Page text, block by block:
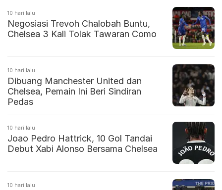
10 hari lalu
Negosiasi Trevoh Chalobah Buntu,
Chelsea 3 Kali Tolak Tawaran Como
10 hari lalu
Dibuang Manchester United dan
Chelsea, Pemain Ini Beri Sindiran
Pedas
10 hari lalu
Joao Pedro Hattrick, 10 Gol Tandai
Debut Xabi Alonso Bersama Chelsea
10 hari lalu